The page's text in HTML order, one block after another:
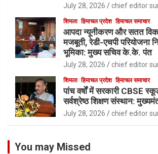
July 28, 2026 chief editor
शिमला हिमाचल प्रदेश हिमाचल समाचार
आपदा न्यूनीकरण और सतत
मजबूती, रेडी-एचपी परियोजना
भूमिका: मुख्य सचिव के.के. पंत
July 28, 2026 chief editor
शिमला हिमाचल प्रदेश हिमाचल समाचार
पांच वर्षों में सरकारी CBSE
सर्वश्रेष्ठ शिक्षण संस्थान:
July 28, 2026 chief editor
You may Missed